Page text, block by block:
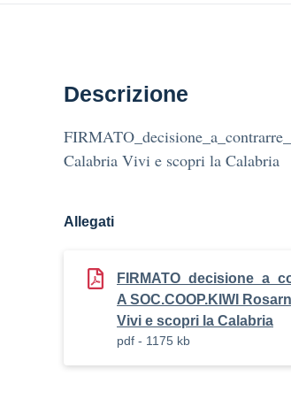
Descrizione
Calabria Vivi e scopri la Calabria
Allegati
A SOC.COOP.KIWI
Vivi e scopri la Calabria
pdf - 1175 kb